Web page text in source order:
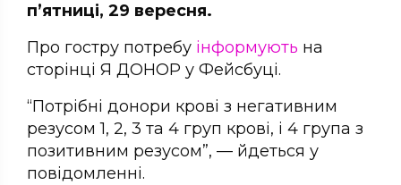
п’ятниці, 29 вересня.
Про гостру потребу інформують на
сторінці Я ДОНОР у Фейсбуці.
“Потрібні донори крові з негативним
резусом 1, 2, 3 та 4 груп крові, і 4 група з
позитивним резусом”, — йдеться у
повідомленні.